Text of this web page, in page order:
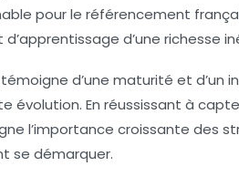
pour le référencement
d’une richesse
d’une maturité et d’un
évolution. En réussissant à
l’importance croissante des
se démarquer.